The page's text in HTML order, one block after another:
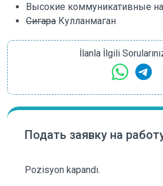
Высокие коммуникативные
Сигара Кулланмаган
İlanla İlgili
Подать заявку на
Pozisyon kapandı.